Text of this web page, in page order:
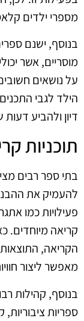
מספרי ילדים
בנוסף, ישנם
מוסריים, אשר
על נושאים
הילד לגבי
דיון ולהביע דעות
תוכניות
בתי ספר רבים
להעמיק את
פעילויות כמו
קריאה מיוחדים.
הקריאה,
מאפשר ליצור
בנוסף, קהילות
ספריות ציבוריות,